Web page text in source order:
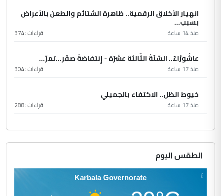
انهيار الأخلاق الرقمية.. ظاهرة الشتائم والطعن بالأعراض
بسبب...
منذ 14 ساعة قراءات :374
عاشُورْاءُ.. السّنَةُ الثّالثةَ عشَرَة - إِنتفاضةُ صفَر…تمرّ...
منذ 17 ساعة قراءات :304
خيوط الظل.. الاكتفاء بالجميلي
منذ 17 ساعة قراءات :288
الطقس اليوم
Karbala Governorate